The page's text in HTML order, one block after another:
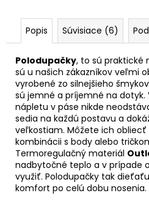
Popis Súvisiace (6)
Polodupačky, to sú praktické
sú u našich zákazníkov veľmi
vyrobené zo silnejšieho
sú jemné a príjemné na
nápletu v páse nikde
sedia na každú postavu a
veľkostiam. Môžete ich obliecť
kombinácii s body alebo
Termoregulačný materiál
nadbytočné teplo a v prípade
využiť. Polodupačky tak
komfort po celú dobu nosenia.